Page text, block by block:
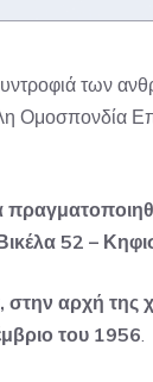
των
Ομοσπονδία
52 –
στην αρχή
του 1956.